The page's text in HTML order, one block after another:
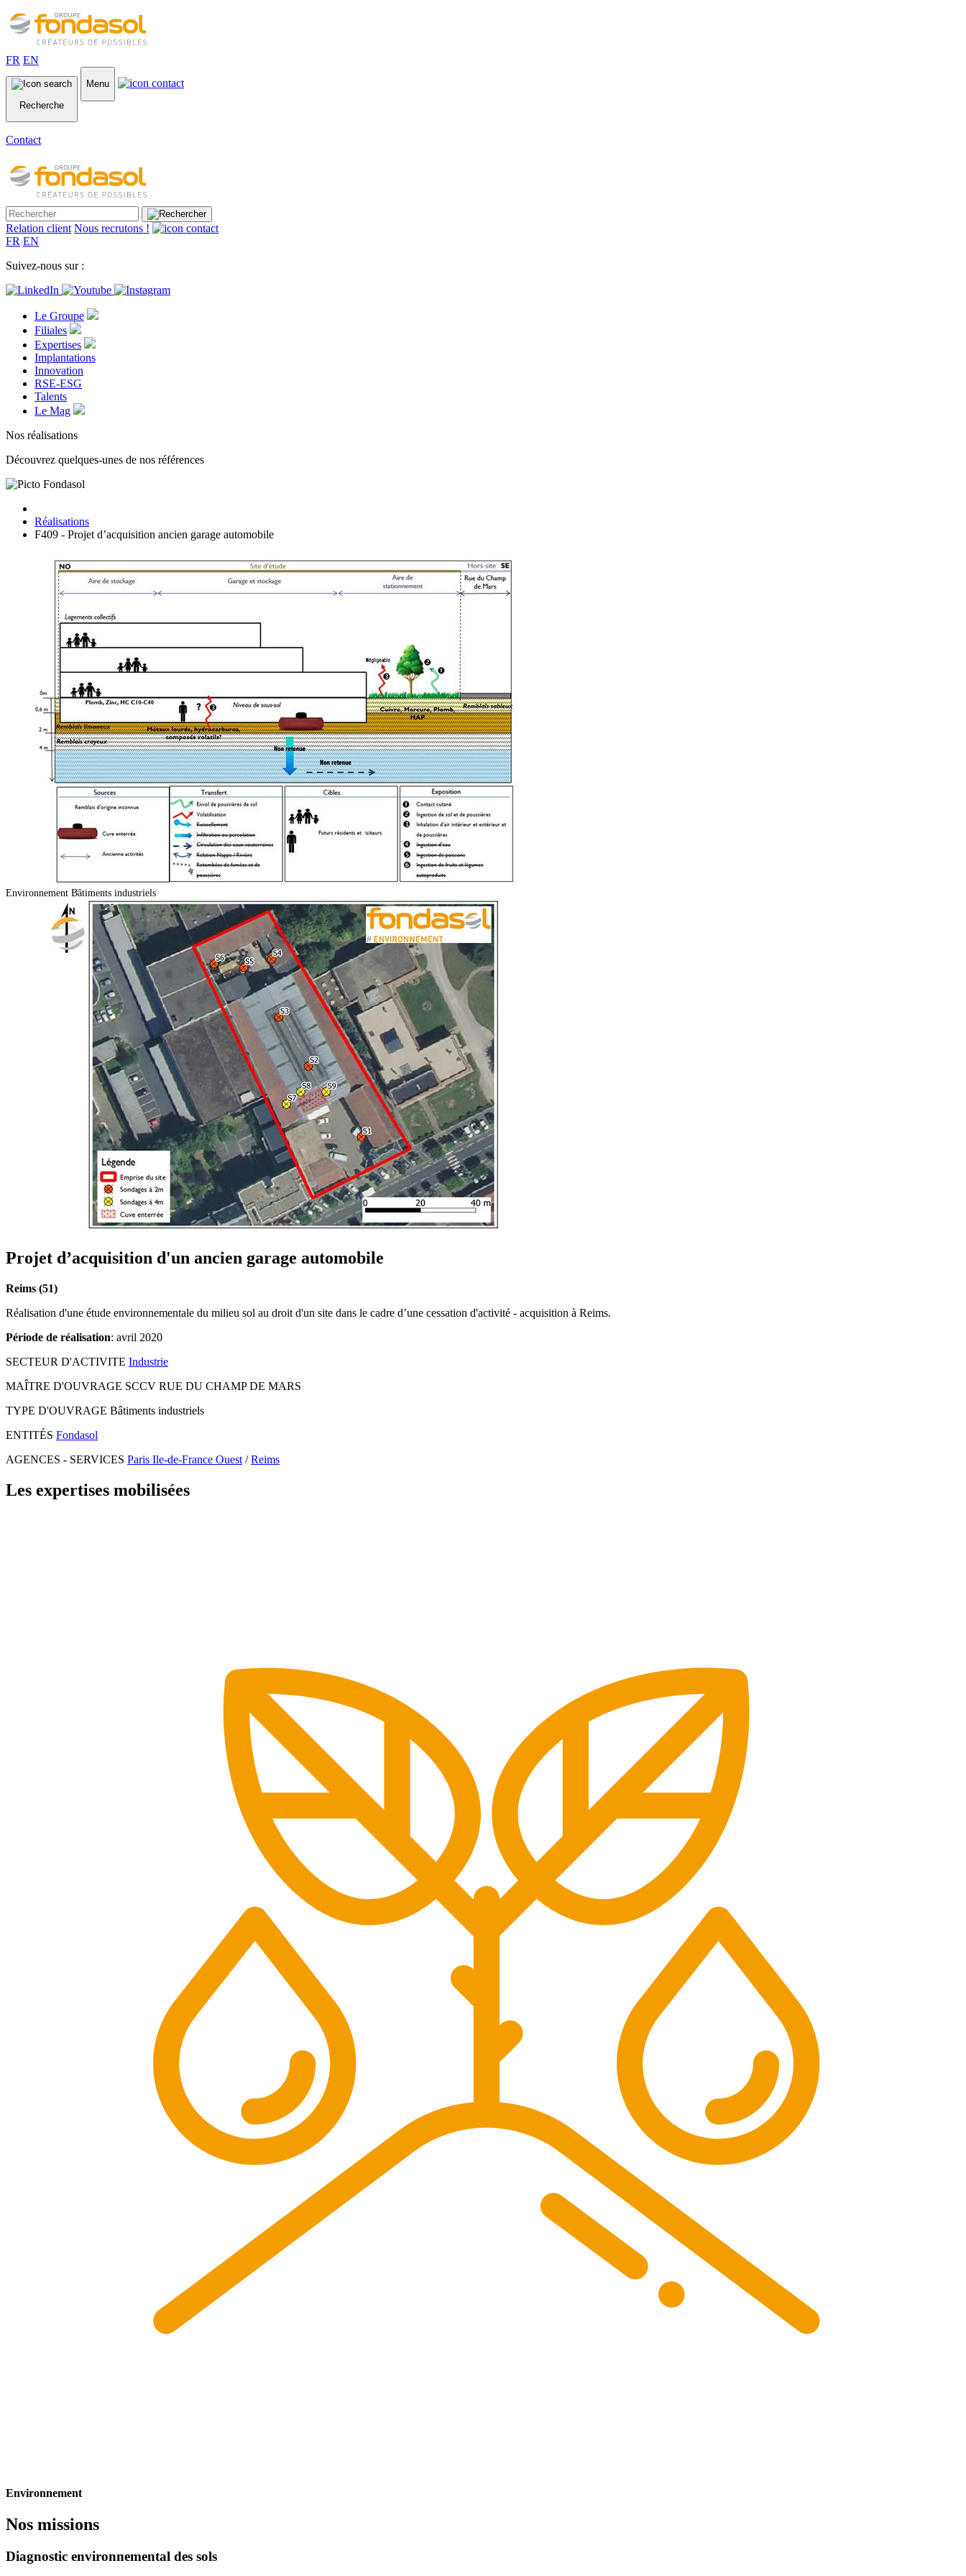
FR EN
Recherche
Menu
Contact
Relation client Nous recrutons !
FR EN
Suivez-nous sur :
Le Groupe
Filiales
Expertises
Implantations
Innovation
RSE-ESG
Talents
Le Mag
Nos réalisations
Découvrez quelques-unes de nos références
Réalisations
F409 - Projet d’acquisition ancien garage automobile
Environnement Bâtiments industriels
Projet d’acquisition d'un ancien garage automobile
Reims (51)
Réalisation d'une étude environnementale du milieu sol au droit d'un site dans le cadre d’une cessation d'activité - acquisition à Reims.
Période de réalisation: avril 2020
SECTEUR D'ACTIVITE Industrie
MAÎTRE D'OUVRAGE SCCV RUE DU CHAMP DE MARS
TYPE D'OUVRAGE Bâtiments industriels
ENTITÉS Fondasol
AGENCES - SERVICES Paris Ile-de-France Ouest /Reims
Les expertises mobilisées
Environnement
Nos missions
Diagnostic environnemental des sols